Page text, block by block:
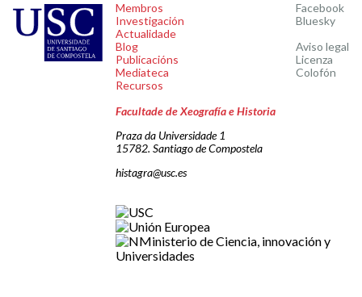
Membros
Investigación
Actualidade
Blog
Publicacións
Mediateca
Recursos
Facebook
Bluesky
Aviso legal
Licenza
Colofón
Facultade de Xeografía e Historia
Praza da Universidade 1
15782. Santiago de Compostela
histagra@usc.es